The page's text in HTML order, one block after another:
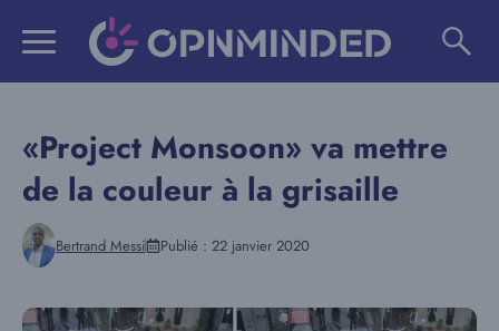
«Project Monsoon» va mettre
de la couleur à la grisaille
Bertrand Messi Publié : 22 janvier 2020